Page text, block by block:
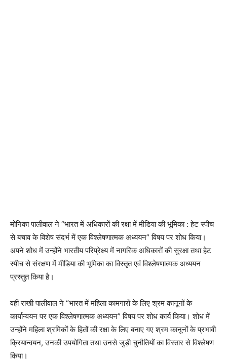
मोनिका पालीवाल ने “भारत में अधिकारों की रक्षा में मीडिया की भूमिका : हेट स्पीच
से बचाव के विशेष संदर्भ में एक विश्लेषणात्मक अध्ययन” विषय पर शोध किया।
अपने शोध में उन्होंने भारतीय परिप्रेक्ष्य में नागरिक अधिकारों की सुरक्षा तथा हेट
स्पीच से संरक्षण में मीडिया की भूमिका का विस्तृत एवं विश्लेषणात्मक अध्ययन
प्रस्तुत किया है।
वहीं राखी पालीवाल ने “भारत में महिला कामगारों के लिए श्रम कानूनों के
कार्यान्वयन पर एक विश्लेषणात्मक अध्ययन” विषय पर शोध कार्य किया। शोध में
उन्होंने महिला श्रमिकों के हितों की रक्षा के लिए बनाए गए श्रम कानूनों के प्रभावी
क्रियान्वयन, उनकी उपयोगिता तथा उनसे जुड़ी चुनौतियों का विस्तार से विश्लेषण
किया।